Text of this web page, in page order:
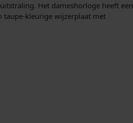
Het dameshorloge heeft een
taupe-kleurige wijzerplaat met